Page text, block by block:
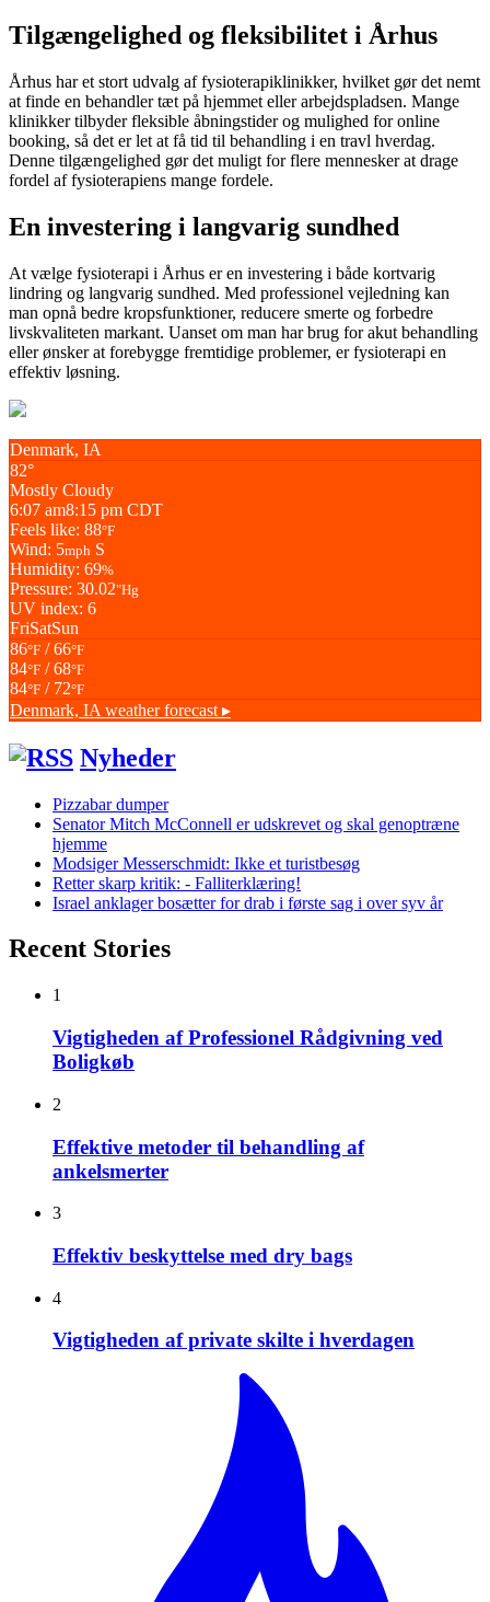
Tilgængelighed og fleksibilitet i Århus
Århus har et stort udvalg af fysioterapiklinikker, hvilket gør det nemt
at finde en behandler tæt på hjemmet eller arbejdspladsen. Mange
klinikker tilbyder fleksible åbningstider og mulighed for online
booking, så det er let at få tid til behandling i en travl hverdag.
Denne tilgængelighed gør det muligt for flere mennesker at drage
fordel af fysioterapiens mange fordele.
En investering i langvarig sundhed
At vælge fysioterapi i Århus er en investering i både kortvarig
lindring og langvarig sundhed. Med professionel vejledning kan
man opnå bedre kropsfunktioner, reducere smerte og forbedre
livskvaliteten markant. Uanset om man har brug for akut behandling
eller ønsker at forebygge fremtidige problemer, er fysioterapi en
effektiv løsning.
Denmark, IA
82°
Mostly Cloudy
6:07 am8:15 pm CDT
Feels like: 88°F
Wind: 5mph S
Humidity: 69%
Pressure: 30.02"Hg
UV index: 6
FriSatSun
86°F / 66°F
84°F / 68°F
84°F / 72°F
Denmark, IA weather forecast ▸
Nyheder
Pizzabar dumper
Senator Mitch McConnell er udskrevet og skal genoptræne
hjemme
Modsiger Messerschmidt: Ikke et turistbesøg
Retter skarp kritik: - Falliterklæring!
Israel anklager bosætter for drab i første sag i over syv år
Recent Stories
1
Vigtigheden af Professionel Rådgivning ved
Boligkøb
2
Effektive metoder til behandling af
ankelsmerter
3
Effektiv beskyttelse med dry bags
4
Vigtigheden af private skilte i hverdagen